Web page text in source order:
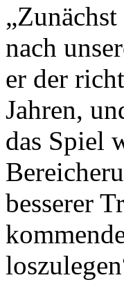
nach
er der
Jahren,
das Spiel
besserer